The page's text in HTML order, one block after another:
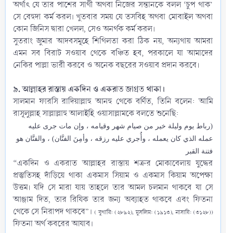
অর্থাৎ যে তার পাশের সাথী অথবা নিজের সন্তানকে বলল ‘চুপ থাক’
সে বেহুদা কর্ম করল। খুতবার সময় যে তসবিহ অথবা মোবাইল অথবা
কোন জিনিস দ্বারা খেলল, সেও অনর্থক কর্ম করল।
সুতরাং জুমার আদবসমূহে শিথিলতা করা ঠিক নয়, অন্যথায় আমরা
এমন সব বিরাট সওয়াব থেকে বঞ্চিত হব, পরকালে যা আমাদের
নেকির পাল্লা ভারী করবে ও অনেক বছরের সওয়াব প্রদান করবে।
৯. আল্লাহর রাস্তায় একদিন ও একরাত জাগ্রত থাকা।
সালমান ফারসি ‎রাদিয়াল্লাহু আনহু থেকে বর্ণিত, তিনি বলেন: আমি
রাসূলুল্লাহ সাল্লাল্লাহু আলাইহি ওয়াসাল্লামকে বলতে শুনেছি:​
(رباط يوم وليلة خير من صيام شهر وقيامه ، وإن مات جرى عليه
عمله الذي كان يعمله ، وأُجري عليه رزقه ، وأمِنَ الفتَّان) ، والفتَّان هو
فتنة القبر
“একদিন ও একরাত আল্লাহর রাস্তায় শত্রুর মোকাবেলায় যুদ্ধের
প্রস্তুতিসহ দাঁড়িয়ে থাকা একমাস সিয়াম ও একমাস কিয়াম অপেক্ষা
উত্তম। যদি সে মারা যায় তাহলে তার আমল চলমান থাকবে যা সে
আঞ্জাম দিত, তার রিযিক তার জন্য অব্যাহত থাকবে এবং ফিতনা
থেকে সে নিরাপদ থাকবে”। ( বুখারি: (২৮৯২), মুসলিম: (১৯১৩), নাসায়ি: (৩১২৮))
ফিতনা অর্থ কবরের আযাব।